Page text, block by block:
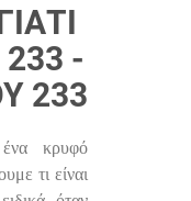
-
233
κρυφό
τι είναι